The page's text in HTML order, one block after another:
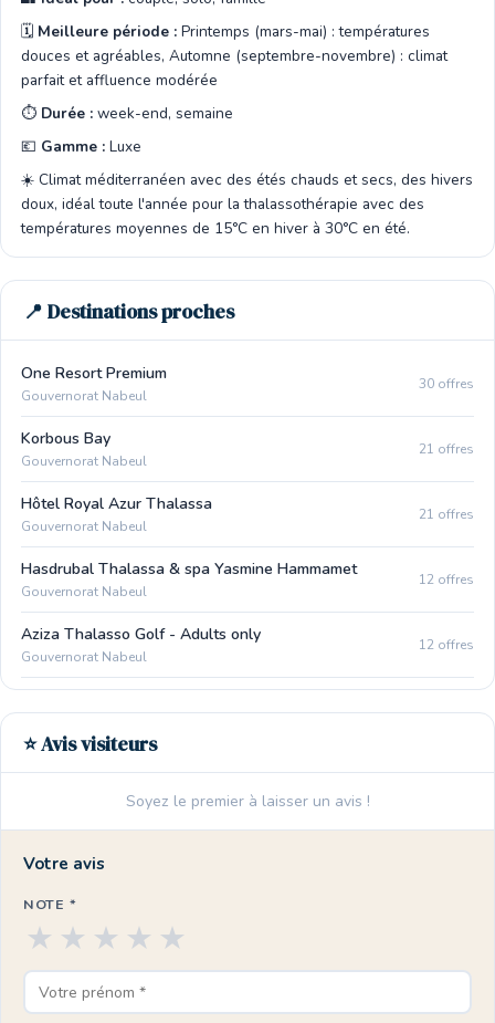
🗓️ Meilleure période : Printemps (mars-mai) : températures
douces et agréables, Automne (septembre-novembre) : climat
parfait et affluence modérée
⏱️ Durée : week-end, semaine
💶 Gamme : Luxe
☀️ Climat méditerranéen avec des étés chauds et secs, des hivers
doux, idéal toute l'année pour la thalassothérapie avec des
températures moyennes de 15°C en hiver à 30°C en été.
📍 Destinations proches
One Resort Premium
Gouvernorat Nabeul
30 offres
Korbous Bay
Gouvernorat Nabeul
21 offres
Hôtel Royal Azur Thalassa
Gouvernorat Nabeul
21 offres
Hasdrubal Thalassa & spa Yasmine Hammamet
Gouvernorat Nabeul
12 offres
Aziza Thalasso Golf - Adults only
Gouvernorat Nabeul
12 offres
⭐ Avis visiteurs
Soyez le premier à laisser un avis !
Votre avis
NOTE *
★
★
★
★
★